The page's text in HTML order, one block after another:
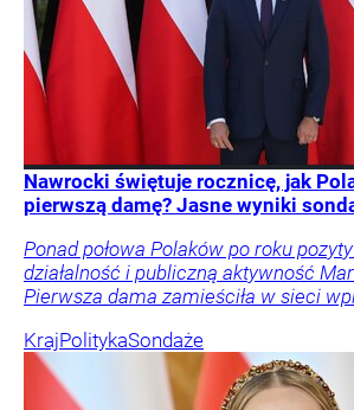
Nawrocki świętuje rocznicę, jak
pierwszą damę? Jasne wyniki
Ponad połowa Polaków po roku
działalność i publiczną aktywność
Pierwsza dama zamieściła w sieci
KrajPolitykaSondaże